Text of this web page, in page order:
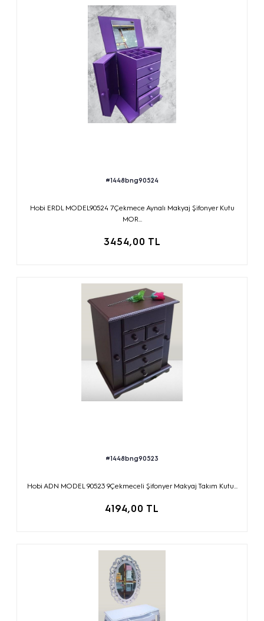
#1448bng90524
Hobi ERDL MODEL90524 7Çekmece Aynalı Makyaj Şifonyer Kutu
MOR...
3454,00 TL
#1448bng90523
Hobi ADN MODEL 90523 9Çekmeceli Şifonyer Makyaj Takım Kutu...
4194,00 TL